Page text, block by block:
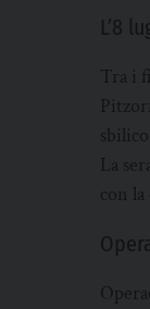
L’8
Tra i
sbilico.
La
con